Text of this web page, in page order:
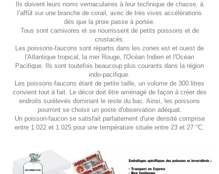
Ils doivent leurs noms vernaculaires à leur technique de chasse, à
l’affût sur une branche de corail, avec de très vives accélérations
dès que la proie passe à portée.
Tous sont carnivores et se nourrissent de petits poissons et de
crustacés.
Les poissons-faucons sont répartis dans les zones est et ouest de
l'Atlantique tropical, la mer Rouge, l'Océan Indien et l'Océan
Pacifique. Ils sont toutefois beaucoup plus courants dans la région
indo-pacifique.
Les poissons-faucons étant de petite taille, un volume de 300 litres
convient tout à fait. Le décor doit être aménagé de façon à créer des
endroits surélevés dominant le reste du bac. Ainsi, les poissons
pourront se choisir un poste d'observation adéquat.
Un poisson-faucon se satisfait parfaitement d'une densité comprise
entre 1.022 et 1.025 pour une température située entre 23 et 27 °C.